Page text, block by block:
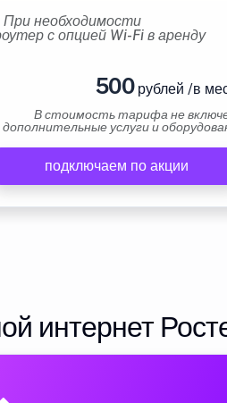
При необходимости
с опцией Wi-Fi в аренду
500рублей /в
В стоимость тарифа не
дополнительные услуги и
подключаем по акции
интернет